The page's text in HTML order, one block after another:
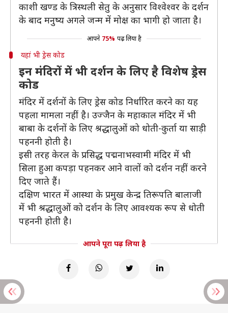
काशी खण्ड के त्रिस्थली सेतु के अनुसार विश्वेश्वर के दर्शन
के बाद मनुष्य अगले जन्म में मोक्ष का भागी हो जाता है।
आपने 75% पढ़ लिया है
यहां भी ड्रेस कोड
इन मंदिरों में भी दर्शन के लिए है विशेष ड्रेस
कोड
मंदिर में दर्शनों के लिए ड्रेस कोड निर्धारित करने का यह
पहला मामला नहीं है। उज्जैन के महाकाल मंदिर में भी
बाबा के दर्शनों के लिए श्रद्धालुओं को धोती-कुर्ता या साड़ी
पहननी होती है।
इसी तरह केरल के प्रसिद्ध पद्मनाभस्वामी मंदिर में भी
सिला हुआ कपड़ा पहनकर आने वालों को दर्शन नहीं करने
दिए जाते हैं।
दक्षिण भारत में आस्था के प्रमुख केन्द्र तिरूपति बालाजी
में भी श्रद्धालुओं को दर्शन के लिए आवश्यक रूप से धोती
पहननी होती है।
आपने पूरा पढ़ लिया है